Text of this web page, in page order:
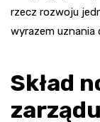
rzecz rozwoju
wyrazem uznania
Skład
zarządu